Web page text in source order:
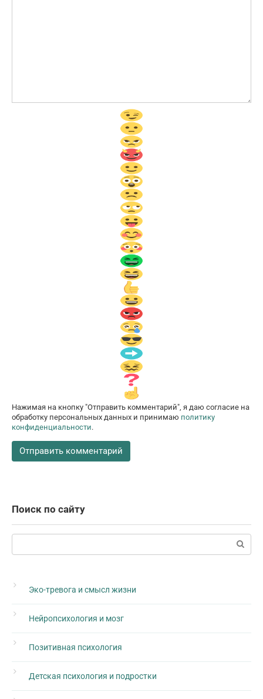
Нажимая на кнопку "Отправить комментарий", я даю согласие на
обработку персональных данных и принимаю политику
конфиденциальности.
Поиск по сайту
Поиск:
Эко-тревога и смысл жизни
Нейропсихология и мозг
Позитивная психология
Детская психология и подростки